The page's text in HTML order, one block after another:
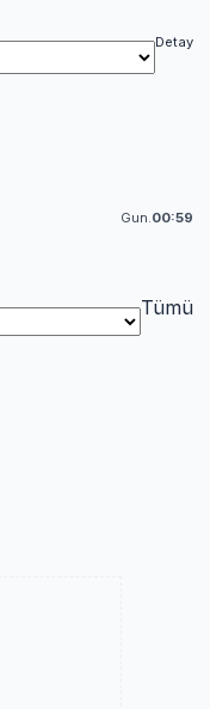
Detay
Gun.00:59
Tümü